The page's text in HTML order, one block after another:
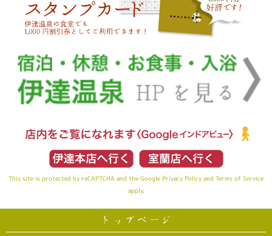
This site is protected by reCAPTCHA and the Google Privacy Policy and Terms of Service
apply.
トップページ